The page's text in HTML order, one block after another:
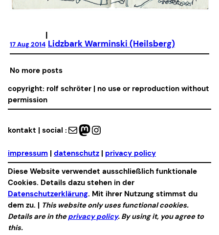
17 Aug 2014
|
Lidzbark Warminski (Heilsberg)
No more posts
copyright: rolf schröter | no use or reproduction without
permission
kontakt | social : Mail Mastodon Instagram
impressum | datenschutz | privacy policy
Diese Website verwendet ausschließlich funktionale
Cookies. Details dazu stehen in der
Datenschutzerklärung. Mit ihrer Nutzung stimmst du
dem zu. | This website only uses functional cookies.
Details are in theprivacy policy. By using it, you agree to
this.